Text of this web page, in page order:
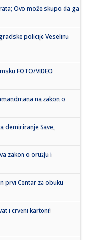
Ovo može skupo da ga
policije Veselinu
FOTO/VIDEO
na zakon o
deminiranje Save,
zakon o oružju i
prvi Centar za obuku
i crveni kartoni!